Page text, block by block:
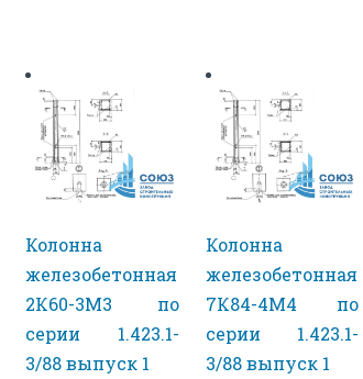
Колонна
железобетонная
2К60-3М3 по
серии 1.423.1-
3/88 выпуск 1
Колонна
железобетонная
7К84-4М4 по
серии 1.423.1-
3/88 выпуск 1